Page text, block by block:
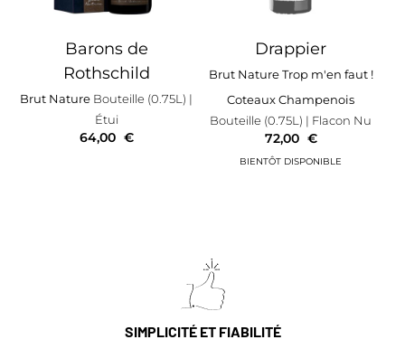
Barons de
Rothschild
Brut Nature Bouteille (0.75L) |
Étui
64,00 €
Drappier
Brut Nature Trop m'en faut !
Coteaux Champenois
Bouteille (0.75L) | Flacon Nu
72,00 €
SIMPLICITÉ ET FIABILITÉ